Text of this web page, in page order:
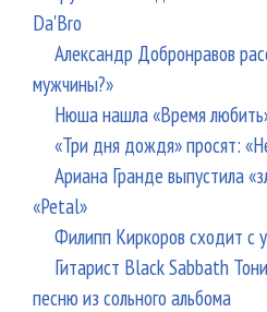
Da'Bro
Александр Добронравов
мужчины?»
Нюша нашла «Время
«Три дня дождя» просят:
Ариана Гранде выпустила
«Petal»
Филипп Киркоров сходит с
Гитарист Black Sabbath
песню из сольного альбома